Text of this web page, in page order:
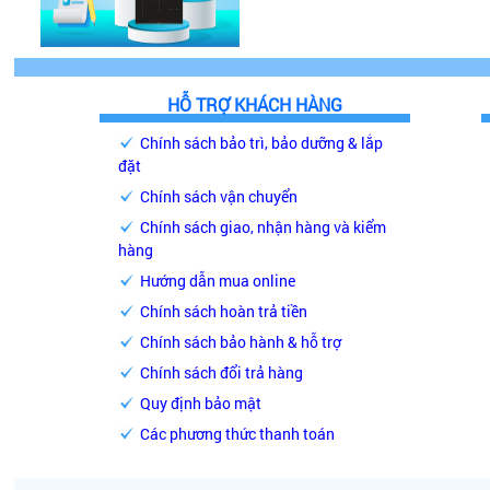
7. Tính năng
• Chế độ hẹn giờ thông minh:Với tính năng này, bạn
dành thời gian tranh thủ làm công việc khác đồng
• Khử mùi trực tiếp bằng than hoạt tính:
HỖ TRỢ KHÁCH HÀNG
Chính sách bảo trì, bảo dưỡng & lắp
đặt
Chính sách vận chuyển
Chính sách giao, nhận hàng và kiểm
hàng
Hướng dẫn mua online
Chính sách hoàn trả tiền
Chính sách bảo hành & hỗ trợ
Chính sách đổi trả hàng
Quy định bảo mật
Các phương thức thanh toán